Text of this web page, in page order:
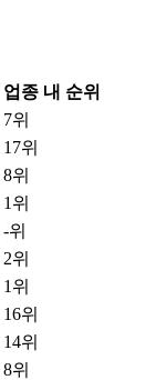
업종 내 순위
7위
17위
8위
1위
-위
2위
1위
16위
14위
8위